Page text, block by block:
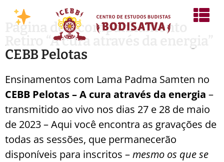
Página de Acompanhamento
Retiro “A cura através da energia”
CEBB Pelotas
Ensinamentos com Lama Padma Samten no
CEBB Pelotas – A cura através da energia –
transmitido ao vivo nos dias 27 e 28 de maio
de 2023 – Aqui você encontra as gravações de
todas as sessões, que permanecerão
disponíveis para inscritos –mesmo os que se